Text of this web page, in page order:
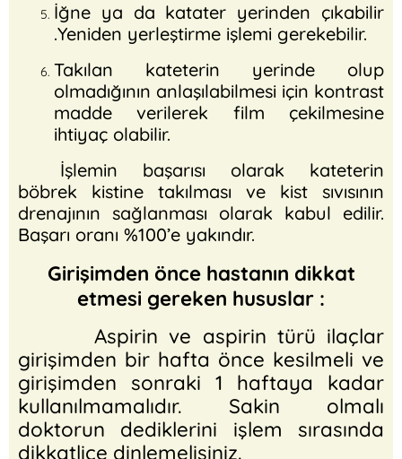
İğne ya da katater yerinden çıkabilir
.Yeniden yerleştirme işlemi gerekebilir.
Takılan kateterin yerinde olup
olmadığının anlaşılabilmesi için kontrast
madde verilerek film çekilmesine
ihtiyaç olabilir.
İşlemin başarısı olarak kateterin
böbrek kistine takılması ve kist sıvısının
drenajının sağlanması olarak kabul edilir.
Başarı oranı %100’e yakındır.
Girişimden önce hastanın dikkat
etmesi gereken hususlar :
Aspirin ve aspirin türü ilaçlar
girişimden bir hafta önce kesilmeli ve
girişimden sonraki 1 haftaya kadar
kullanılmamalıdır. Sakin olmalı
doktorun dediklerini işlem sırasında
dikkatlice dinlemelisiniz.